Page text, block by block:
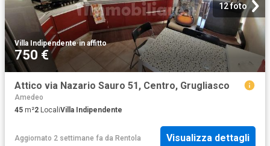
12 foto
Villa Indipendente·in affitto
750 €
Attico via Nazario Sauro 51, Centro, Grugliasco
Amedeo
45 m²2 LocaliVilla Indipendente
Aggiornato 2 settimane fa da Rentola Visualizza dettagli